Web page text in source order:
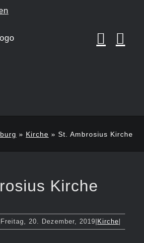
» Kirche » St. Ambrosius Kirche
Kirche
Freitag, 20. Dezember, 2019 Kirche